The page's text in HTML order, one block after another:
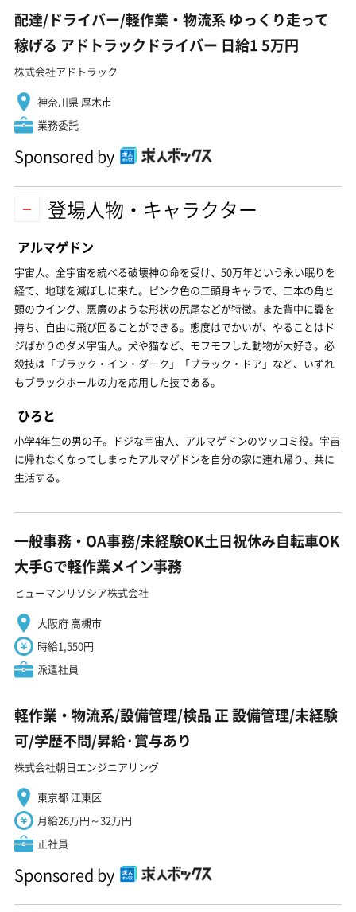
配達/ドライバー/軽作業・物流系 ゆっくり走って
稼げる アドトラックドライバー 日給1 5万円
株式会社アドトラック
神奈川県 厚木市
業務委託
Sponsored by
登場人物・キャラクター
アルマゲドン
宇宙人。全宇宙を統べる破壊神の命を受け、50万年という永い眠りを
経て、地球を滅ぼしに来た。ピンク色の二頭身キャラで、二本の角と
頭のウイング、悪魔のような形状の尻尾などが特徴。また背中に翼を
持ち、自由に飛び回ることができる。態度はでかいが、やることはド
ジばかりのダメ宇宙人。犬や猫など、モフモフした動物が大好き。必
殺技は「ブラック・イン・ダーク」「ブラック・ドア」など、いずれ
もブラックホールの力を応用した技である。
ひろと
小学4年生の男の子。ドジな宇宙人、アルマゲドンのツッコミ役。宇宙
に帰れなくなってしまったアルマゲドンを自分の家に連れ帰り、共に
生活する。
一般事務・OA事務/未経験OK土日祝休み自転車OK
大手Gで軽作業メイン事務
ヒューマンリソシア株式会社
大阪府 高槻市
時給1,550円
派遣社員
軽作業・物流系/設備管理/検品 正 設備管理/未経験
可/学歴不問/昇給·賞与あり
株式会社朝日エンジニアリング
東京都 江東区
月給26万円～32万円
正社員
Sponsored by